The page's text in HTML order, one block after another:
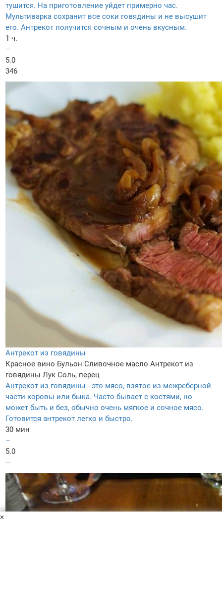
тушится. На приготовление уйдет примерно час.
Мультиварка сохранит все соки говядины и не высушит
его. Антрекот получится сочным и очень вкусным.
1 ч.
–
5.0
346
Антрекот из говядины
Красное вино Бульон Сливочное масло Антрекот из
говядины Лук Соль, перец
Антрекот из говядины - это мясо, взятое из межреберной
части коровы или быка. Часто бывает с костями, но
может быть и без, обычно очень мягкое и сочное мясо.
Готовится антрекот легко и быстро.
30 мин
–
5.0
–
×